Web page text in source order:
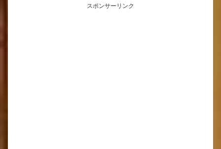
スポンサーリンク